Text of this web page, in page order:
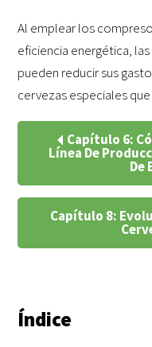
Al emplear los
eficiencia energética,
pueden reducir sus
cervezas especiales que
Capítulo 6:
Línea De
De
Capítulo 8:
Índice